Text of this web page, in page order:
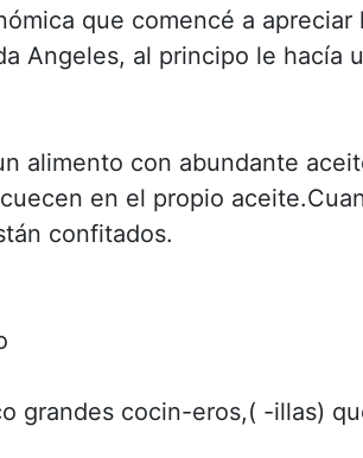
que comencé a apreciar
Angeles, al principo le hacía
alimento con abundante
en el propio
confitados.
grandes cocin-eros,( -illas)